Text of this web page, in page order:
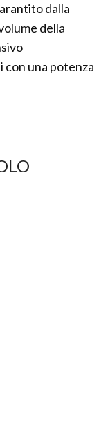
dalla
della
con una potenza